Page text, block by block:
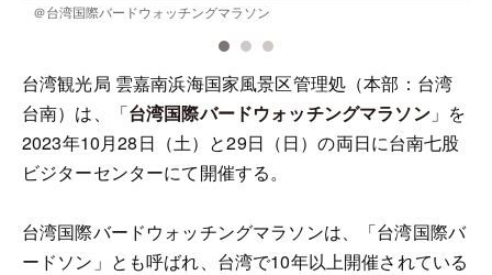
＠台湾国際バードウォッチングマラソン
台湾観光局 雲嘉南浜海国家風景区管理処（本部：台湾
台南）は、「台湾国際バードウォッチングマラソン」を
2023年10月28日（土）と29日（日）の両日に台南七股
ビジターセンターにて開催する。
台湾国際バードウォッチングマラソンは、「台湾国際バ
ードソン」とも呼ばれ、台湾で10年以上開催されている